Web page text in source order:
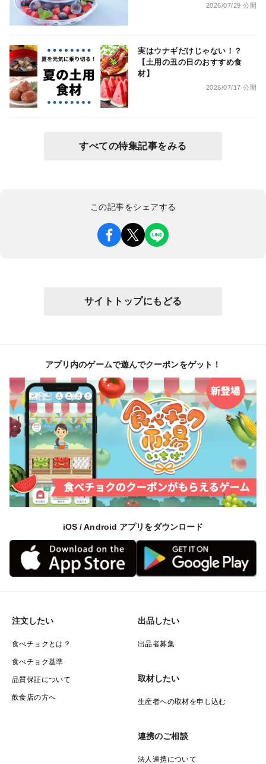
2026/07/29 公開
実はウナギだけじゃない！？
【土用の丑の日のおすすめ食
材】
2026/07/17 公開
すべての特集記事をみる
この記事をシェアする
サイトトップにもどる
アプリ内のゲームで遊んでクーポンをゲット！
iOS / Android アプリをダウンロード
注文したい
食べチョクとは？
食べチョク基準
品質保証について
飲食店の方へ
出品したい
出品者募集
取材したい
生産者への取材を申し込む
連携のご相談
法人連携について